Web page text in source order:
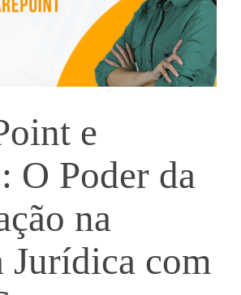
e
O Poder da
na
Jurídica com